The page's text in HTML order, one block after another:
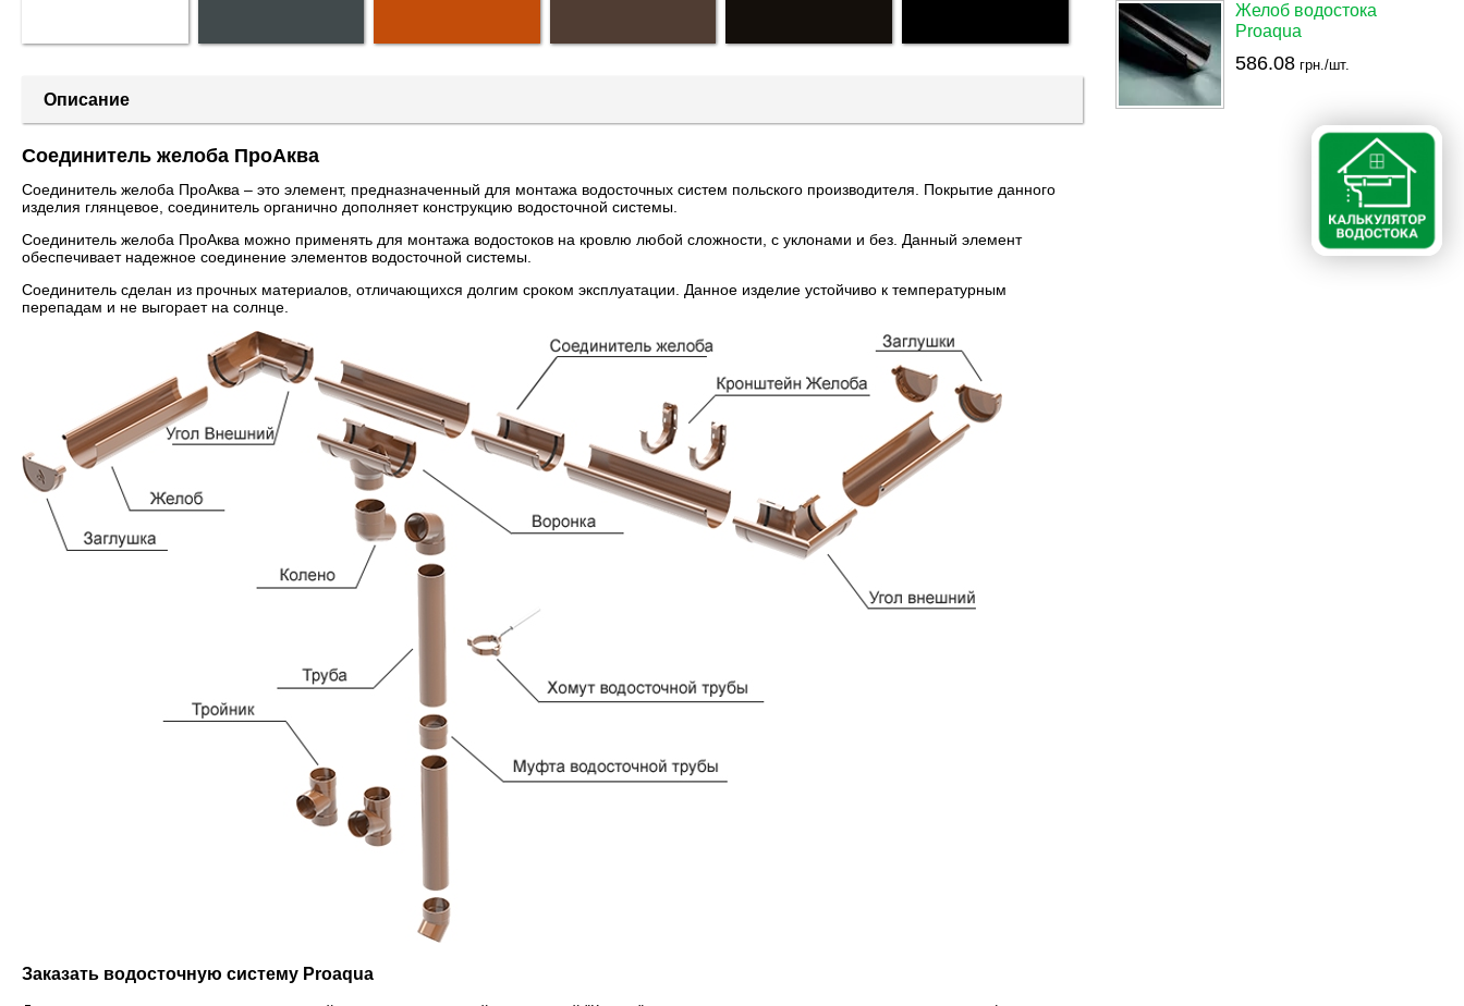
Описание
Соединитель желоба ПроАква
Соединитель желоба ПроАква – это элемент, предназначенный для монтажа водосточных систем польского производителя. Покрытие данного
изделия глянцевое, соединитель органично дополняет конструкцию водосточной системы.
Соединитель желоба ПроАква можно применять для монтажа водостоков на кровлю любой сложности, с уклонами и без. Данный элемент
обеспечивает надежное соединение элементов водосточной системы.
Соединитель сделан из прочных материалов, отличающихся долгим сроком эксплуатации. Данное изделие устойчиво к температурным
перепадам и не выгорает на солнце.
Заказать водосточную систему Proaqua
Желоб водостока
Proaqua
586.08 грн./шт.